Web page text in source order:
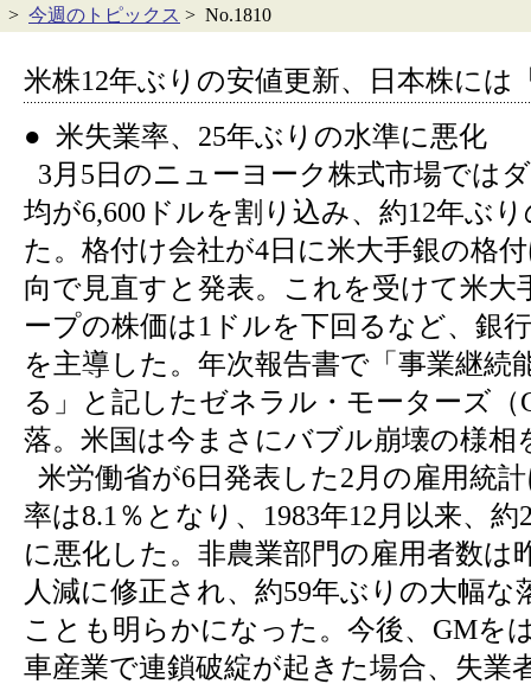
> 今週のトピックス > No.1810
米株12年ぶりの安値更新、日本株には
● 米失業率、25年ぶりの水準に悪化
3月5日のニューヨーク株式市場では
均が6,600ドルを割り込み、約12年ぶ
た。格付け会社が4日に米大手銀の格
向で見直すと発表。これを受けて米大
ープの株価は1ドルを下回るなど、銀
を主導した。年次報告書で「事業継続
る」と記したゼネラル・モーターズ（
落。米国は今まさにバブル崩壊の様相
米労働省が6日発表した2月の雇用統
率は8.1％となり、1983年12月以来、
に悪化した。非農業部門の雇用者数は
人減に修正され、約59年ぶりの大幅な
ことも明らかになった。今後、GMを
車産業で連鎖破綻が起きた場合、失業